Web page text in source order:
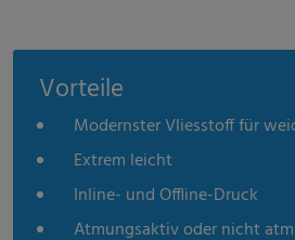
Vorteile
Modernster Vliesstoff für
Extrem leicht
Inline- und Offline-Druck
Atmungsaktiv oder nicht